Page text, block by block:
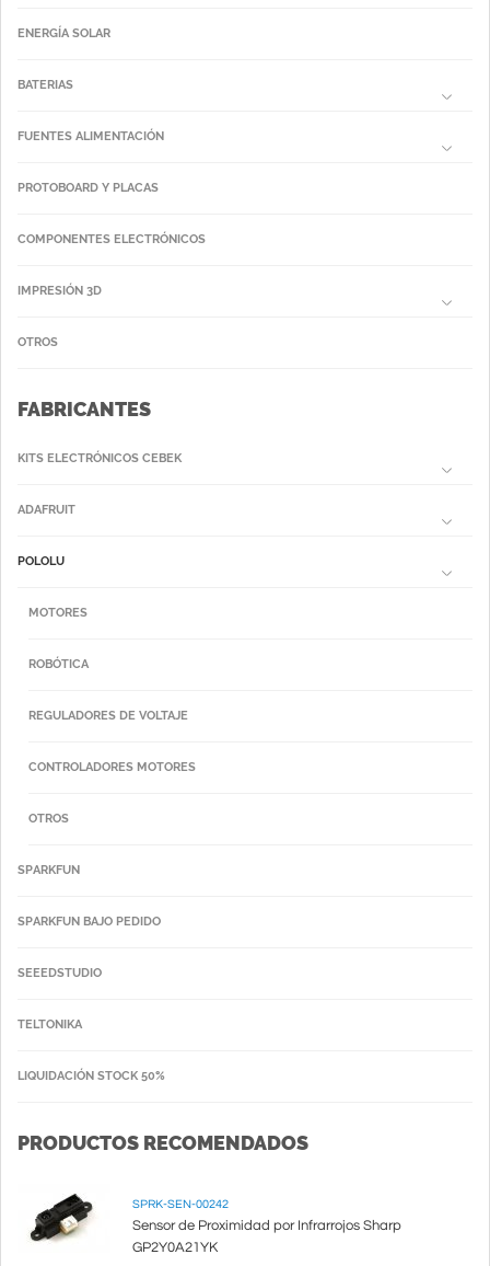
ENERGÍA SOLAR
BATERIAS
FUENTES ALIMENTACIÓN
PROTOBOARD Y PLACAS
COMPONENTES ELECTRÓNICOS
IMPRESIÓN 3D
OTROS
FABRICANTES
KITS ELECTRÓNICOS CEBEK
ADAFRUIT
POLOLU
MOTORES
ROBÓTICA
REGULADORES DE VOLTAJE
CONTROLADORES MOTORES
OTROS
SPARKFUN
SPARKFUN BAJO PEDIDO
SEEEDSTUDIO
TELTONIKA
LIQUIDACIÓN STOCK 50%
PRODUCTOS RECOMENDADOS
SPRK-SEN-00242
Sensor de Proximidad por Infrarrojos Sharp
GP2Y0A21YK